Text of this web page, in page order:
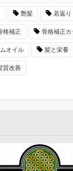
艶髪 若返り
格補正 骨格補正カ
オイル 髪と栄養
質改善